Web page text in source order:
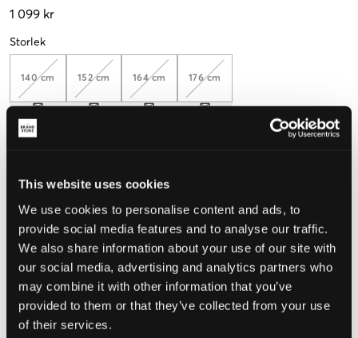
This website uses cookies
We use cookies to personalise content and ads, to
provide social media features and to analyse our traffic.
We also share information about your use of our site with
our social media, advertising and analytics partners who
may combine it with other information that you’ve
provided to them or that they’ve collected from your use
of their services.
1 099 kr
Storlek
140 cm 152 cm 164 cm 176 cm
Liten Perfekt
STORLEKSGUIDE
VÄLJ STORLEK
Fri fraktpå beställningar över 699 kr
Öppet köp i 60 dagar